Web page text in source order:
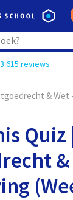
3.615 reviews
& Wet
Quiz